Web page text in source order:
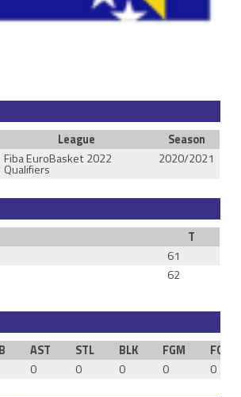
League
Season
Fiba EuroBasket 2022
Qualifiers
2020/2021
T
61
62
AST STL BLK FGM
FGA
0 0 0 0 0